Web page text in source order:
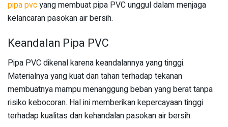
pipa pvcyang membuat pipa PVC unggul dalam menjaga
kelancaran pasokan air bersih.
Keandalan Pipa PVC
Pipa PVC dikenal karena keandalannya yang tinggi.
Materialnya yang kuat dan tahan terhadap tekanan
membuatnya mampu menanggung beban yang berat tanpa
risiko kebocoran. Hal ini memberikan kepercayaan tinggi
terhadap kualitas dan kehandalan pasokan air bersih.